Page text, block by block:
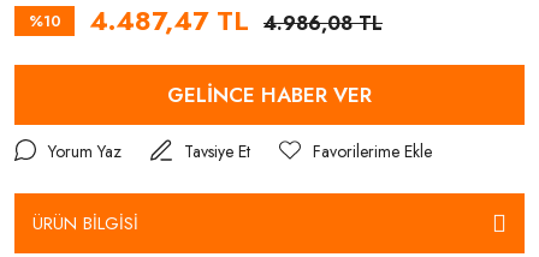
%10 4.487,47 TL 4.986,08 TL
GELİNCE HABER VER
Yorum Yaz Tavsiye Et
ÜRÜN BİLGİSİ